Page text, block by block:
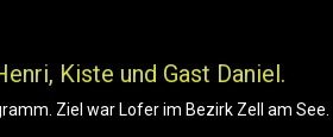
Kiste und Gast Daniel.
Ziel war Lofer im Bezirk Zell am See.